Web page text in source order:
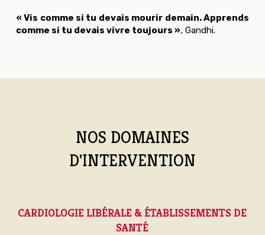
«Vis comme si tu devais mourir demain. Apprends
comme si tu devais vivre toujours », Gandhi.
NOS DOMAINES
D'INTERVENTION
CARDIOLOGIE LIBÉRALE & ÉTABLISSEMENTS DE
SANTÉ